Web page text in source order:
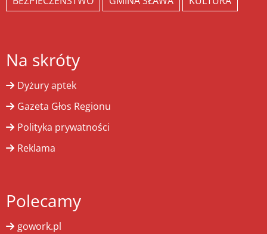
Na skróty
Dyżury aptek
Gazeta Głos Regionu
Polityka prywatności
Reklama
Polecamy
gowork.pl